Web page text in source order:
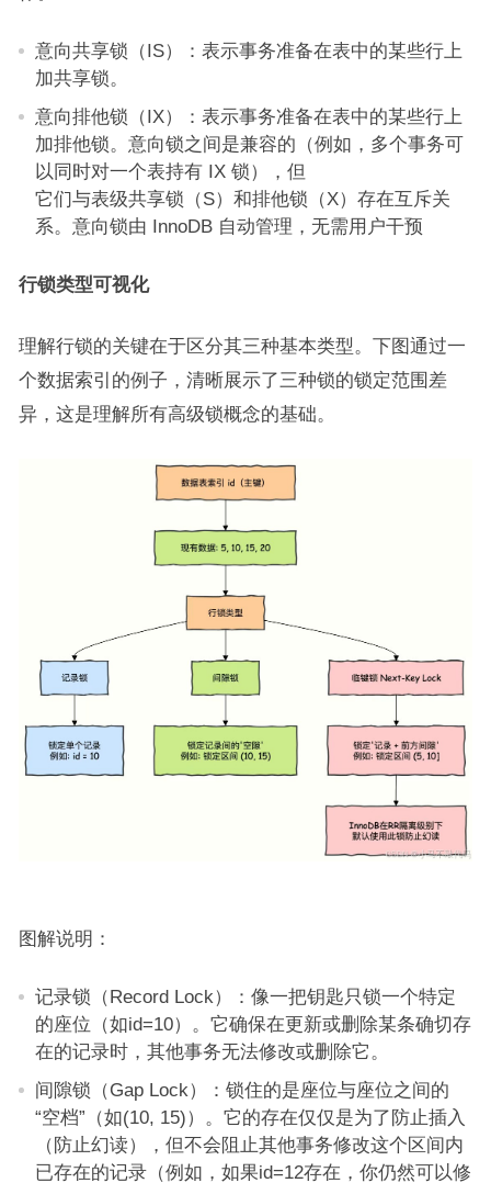
意向共享锁（IS）：表示事务准备在表中的某些行上
加共享锁。
意向排他锁（IX）：表示事务准备在表中的某些行上
加排他锁。意向锁之间是兼容的（例如，多个事务可
以同时对一个表持有 IX 锁），但
它们与表级共享锁（S）和排他锁（X）存在互斥关
系。意向锁由 InnoDB 自动管理，无需用户干预
行锁类型可视化
理解行锁的关键在于区分其三种基本类型。下图通过一
个数据索引的例子，清晰展示了三种锁的锁定范围差
异，这是理解所有高级锁概念的基础。
图解说明：
记录锁（Record Lock）：像一把钥匙只锁一个特定
的座位（如id=10）。它确保在更新或删除某条确切存
在的记录时，其他事务无法修改或删除它。
间隙锁（Gap Lock）：锁住的是座位与座位之间的
“空档”（如(10, 15)）。它的存在仅仅是为了防止插入
（防止幻读），但不会阻止其他事务修改这个区间内
已存在的记录（例如，如果id=12存在，你仍然可以修